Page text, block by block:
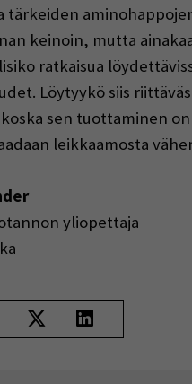
tärkeiden
keinoin, mutta
ratkaisua
Löytyykö siis
sen tuottaminen
leikkaamosta
yliopettaja